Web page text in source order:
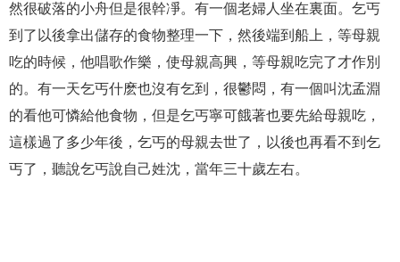
然很破落的小舟但是很幹凈。有一個老婦人坐在裏面。乞丐
到了以後拿出儲存的食物整理一下，然後端到船上，等母親
吃的時候，他唱歌作樂，使母親高興，等母親吃完了才作別
的。有一天乞丐什麽也沒有乞到，很鬱悶，有一個叫沈孟淵
的看他可憐給他食物，但是乞丐寧可餓著也要先給母親吃，
這樣過了多少年後，乞丐的母親去世了，以後也再看不到乞
丐了，聽說乞丐說自己姓沈，當年三十歲左右。